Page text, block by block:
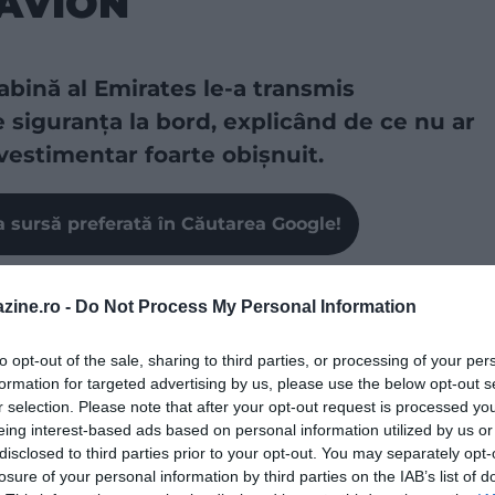
- Do Not Process My Personal Information
opt-out of the sale, sharing to third parties, or processing of your
for targeted advertising by us, please use the below opt-out
selection. Please note that after your opt-out request is processed
interest-based ads based on personal information utilized by us
to third parties prior to your opt-out. You may separately
of your personal information by third parties on the IAB’s list of
al Emirates le-a transmis
la bord, explicând de ce nu ar
foarte obișnuit.
sursă preferată în Căutarea Google!
zboare în diferite colțuri ale lumii pentru o
avem însă multe lucruri de pus la punct: biletele de
hainele alese pentru drum ajung adesea pe plan
pentru destinația caldă, fără să renunțăm la
spun căalegerea nu este întotdeauna
dar, în unele situații, îmbrăcămintea nepotrivită